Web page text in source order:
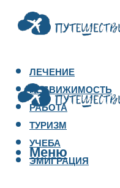
ЛЕЧЕНИЕ
НЕДВИЖИМОСТЬ
РАБОТА
ТУРИЗМ
УЧЕБА
ЭМИГРАЦИЯ
Меню